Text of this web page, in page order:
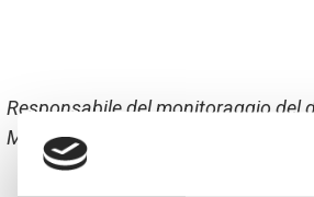
Responsabile del monitoraggio del
Magombo (prima persona sulla